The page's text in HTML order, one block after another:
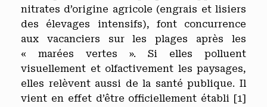
nitrates d’origine agricole (engrais et lisiers
des élevages intensifs), font concurrence
aux vacanciers sur les plages après les
« marées vertes ». Si elles polluent
visuellement et olfactivement les paysages,
elles relèvent aussi de la santé publique. Il
vient en effet d’être officiellement établi [1]